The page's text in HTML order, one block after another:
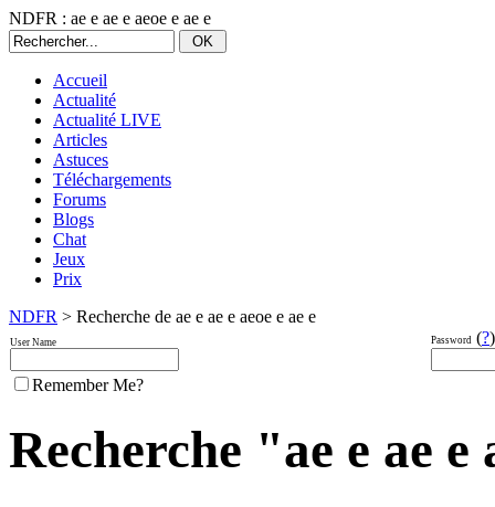
NDFR : ae e ae e aeoe e ae e
Accueil
Actualité
Actualité LIVE
Articles
Astuces
Téléchargements
Forums
Blogs
Chat
Jeux
Prix
NDFR > Recherche de ae e ae e aeoe e ae e
User Name Password (?)
Remember Me?
Recherche "ae e ae